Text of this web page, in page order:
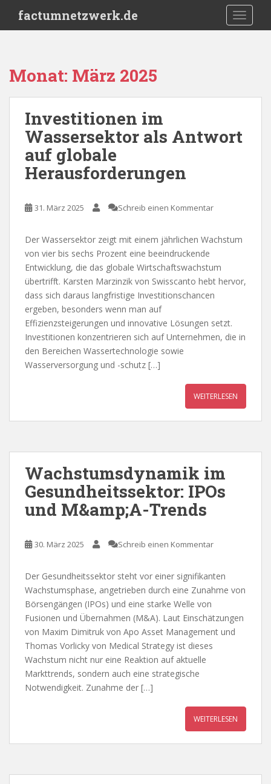
i
factumnetzwerk.de
Monat: März 2025
Investitionen im
Wassersektor als Antwort
auf globale
Herausforderungen
31. März 2025 Schreib einen Kommentar
Der Wassersektor zeigt mit einem jährlichen Wachstum
von vier bis sechs Prozent eine beeindruckende
Entwicklung, die das globale Wirtschaftswachstum
übertrifft. Karsten Marzinzik von Swisscanto hebt hervor,
dass sich daraus langfristige Investitionschancen
ergeben, besonders wenn man auf
Effizienzsteigerungen und innovative Lösungen setzt.
Investitionen konzentrieren sich auf Unternehmen, die in
den Bereichen Wassertechnologie sowie
Wasserversorgung und -schutz […]
WEITERLESEN
Wachstumsdynamik im
Gesundheitssektor: IPOs
und M&amp;A-Trends
30. März 2025 Schreib einen Kommentar
Der Gesundheitssektor steht vor einer signifikanten
Wachstumsphase, angetrieben durch eine Zunahme von
Börsengängen (IPOs) und eine starke Welle von
Fusionen und Übernahmen (M&A). Laut Einschätzungen
von Maxim Dimitruk von Apo Asset Management und
Thomas Vorlicky von Medical Strategy ist dieses
Wachstum nicht nur eine Reaktion auf aktuelle
Markttrends, sondern auch eine strategische
Notwendigkeit. Zunahme der […]
WEITERLESEN